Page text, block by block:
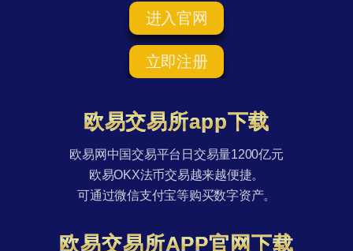
进入官网
立即注册
欧易交易所app下载
欧易网中国交易平台日交易量1200亿元
欧易OKX法币交易越来越便捷。
可通过微信支付宝等购买数字资产。
欧易交易所APP官网下载